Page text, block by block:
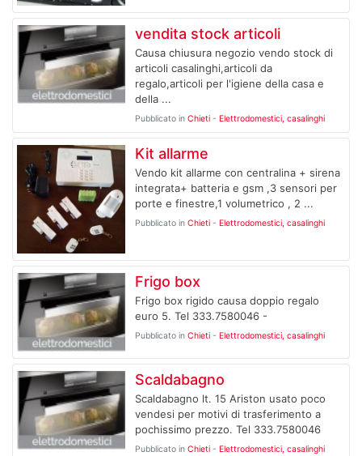
vendita stock articoli
Causa chiusura negozio vendo stock di
articoli casalinghi,articoli da
regalo,articoli per l'igiene della casa e
della ...
Pubblicato in Chieti- Elettrodomestici, casalinghi
Kit allarme
Vendo kit allarme con centralina + sirena
integrata+ batteria e gsm ,3 sensori per
porte e finestre,1 volumetrico , 2 ...
Pubblicato in Chieti- Elettrodomestici, casalinghi
Frigo box
Frigo box rigido causa doppio regalo
euro 5. Tel 333.7580046 -
Pubblicato in Chieti- Elettrodomestici, casalinghi
Scaldabagno
Scaldabagno lt. 15 Ariston usato poco
vendesi per motivi di trasferimento a
pochissimo prezzo. Tel 333.7580046
Pubblicato in Chieti- Elettrodomestici, casalinghi